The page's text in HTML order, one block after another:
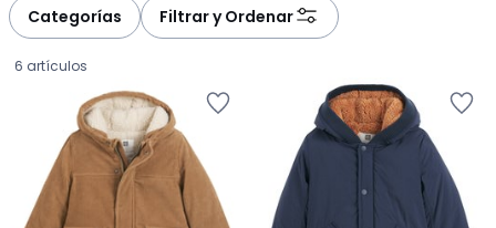
Categorías Filtrar y Ordenar
6 artículos